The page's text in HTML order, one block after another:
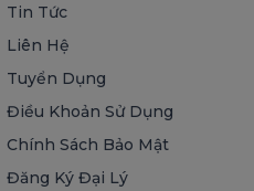
Tin Tức
Liên Hệ
Tuyển Dụng
Điều Khoản Sử Dụng
Chính Sách Bảo Mật
Đăng Ký Đại Lý